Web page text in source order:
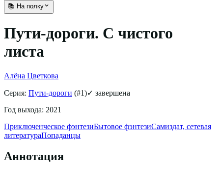
📚 На полку
Пути-дороги. С чистого
листа
Алёна Цветкова
Серия: Пути-дороги (#1)✓ завершена
Год выхода: 2021
Приключенческое фэнтезиБытовое фэнтезиСамиздат, сетевая
литератураПопаданцы
Аннотация